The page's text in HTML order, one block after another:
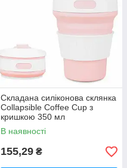
Складана силіконова склянка
Collapsible Coffee Cup з
кришкою 350 мл
В наявності
155,29 ₴